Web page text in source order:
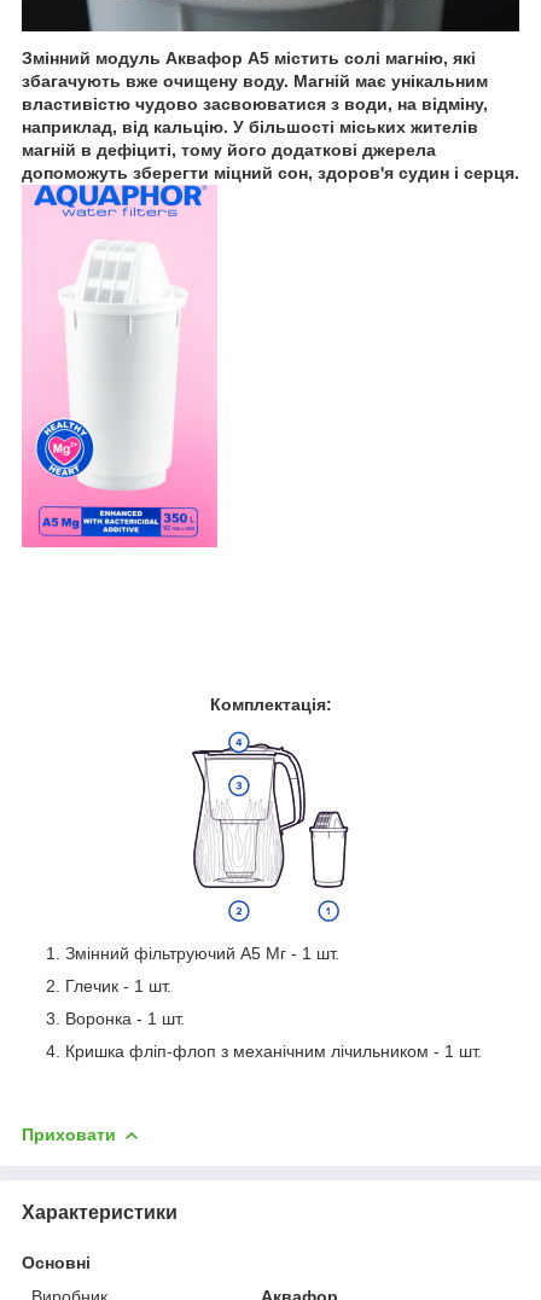
Змінний модуль Аквафор A5 містить солі магнію, які
збагачують вже очищену воду. Магній має унікальним
властивістю чудово засвоюватися з води, на відміну,
наприклад, від кальцію. У більшості міських жителів
магній в дефіциті, тому його додаткові джерела
допоможуть зберегти міцний сон, здоров'я судин і серця.
Комплектація:
Змінний фільтруючий A5 Мг - 1 шт.
Глечик - 1 шт.
Воронка - 1 шт.
Кришка фліп-флоп з механічним лічильником - 1 шт.
Приховати
Характеристики
Основні
Виробник
Аквафор